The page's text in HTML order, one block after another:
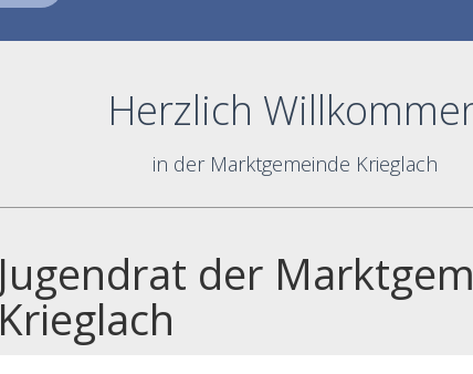
Herzlich
in der Marktgemeinde Krieglach
Jugendrat der
Krieglach